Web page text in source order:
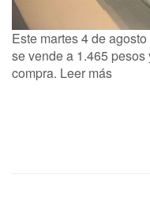
Este martes 4 de
se vende a 1.465
compra. Leer más